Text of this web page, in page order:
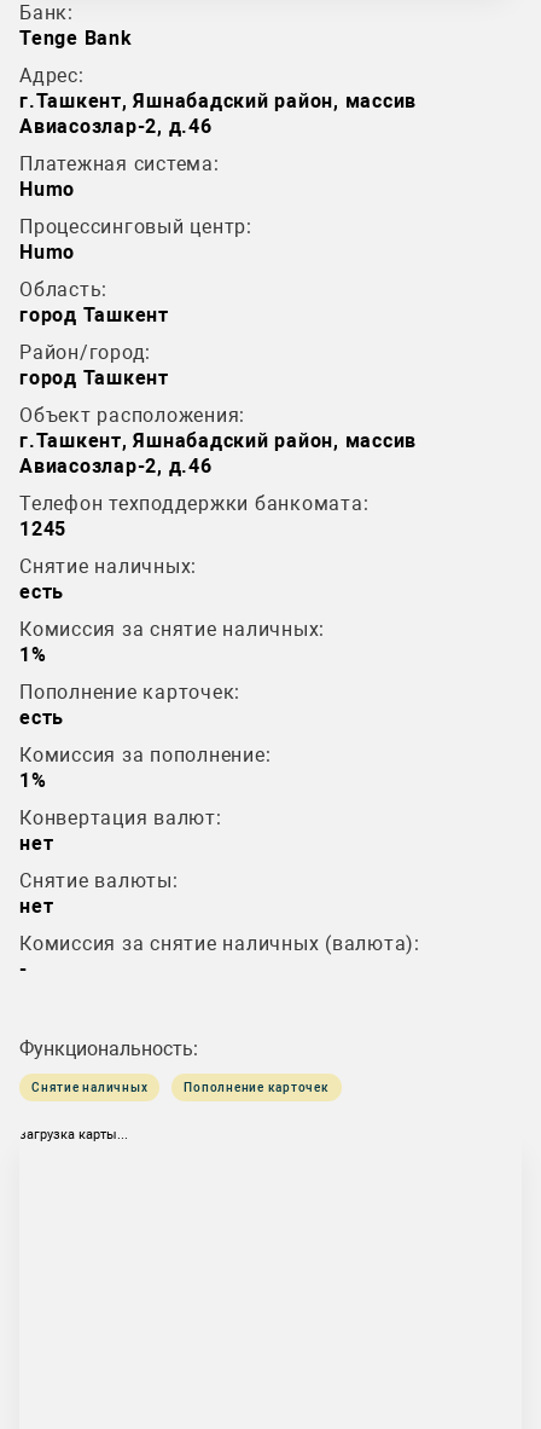
Банк:
Tenge Bank
Адрес:
г.Ташкент, Яшнабадский район, массив
Авиасозлар-2, д.46
Платежная система:
Humo
Процессинговый центр:
Humo
Область:
город Ташкент
Район/город:
город Ташкент
Объект расположения:
г.Ташкент, Яшнабадский район, массив
Авиасозлар-2, д.46
Телефон техподдержки банкомата:
1245
Снятие наличных:
есть
Комиссия за снятие наличных:
1%
Пополнение карточек:
есть
Комиссия за пополнение:
1%
Конвертация валют:
нет
Снятие валюты:
нет
Комиссия за снятие наличных (валюта):
-
Функциональность:
Снятие наличных Пополнение карточек
загрузка карты...